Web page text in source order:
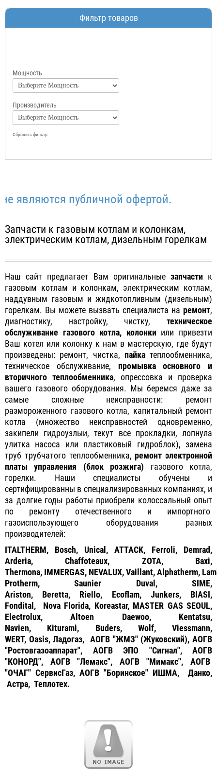
Фильтр товаров
Мощность
Производитель
Сбросить фильтр
публичной офертой.
Запчасти к газовым котлам и колонкам,
электрическим котлам, дизельным горелкам
Наш сайт предлагает Вам оригинальные запчасти к
газовым котлам и колонкам, электрическим котлам,
наддувным газовым и жидкотопливным (дизельным)
горелкам. Вы можете вызвать специалиста на ремонт,
диагностику, настройку, чистку, техническое
обслуживание газового котла, колонкиили привезти
Ваш котел или колонку к нам в мастерскую, где будут
произведены: ремонт, чистка, пайкатеплообменника,
техническое обслуживание, промывка основного и
вторичного теплообменника, опрессовка и проверка
вашего газового оборудования. Мы беремся даже за
самые сложные неисправности: ремонт
размороженного газового котла, капитальный ремонт
котла (множество неисправностей одновременно,
закипели гидроузлыи, текут все прокладки, лопнула
улитка насоса или пластиковый гидроблок), замена
труб трубчатого теплообменника,ремонт электронной
платы управления (блок розжига) газового котла,
горелки. Наши специалисты обучены и
сертифицированны в специализированных компаниях, и
за долгие годы работы приобрели колоссальный опыт
по ремонту отечественного и импортного
газоиспользующего оборудования разных
производителей:
ITALTHERM, Bosch, Unical, ATTACK, Ferroli, Demrad,
Arderia, Chaffoteaux, ZOTA, Baxi,
Thermona, IMMERGAS, NEVALUX, Vaillant, Alphatherm,
Protherm, Saunier Duval, SIME,
Ariston, Beretta, Riello, Ecoflam, Junkers, BIASI,
Fondital, Nova Florida, Koreastar, MASTER GAS SEOUL,
Electrolux, Altoen Daewoo, Kentatsu,
Navien, Kiturami, Buders, Wolf, Viessmann,
WERT, Oasis, Ладогаз, АОГВ "ЖМЗ" (Жуковский), АОГВ
"Ростовгазоаппарат", АОГВ ЭПО "Сигнал", АОГВ
"КОНОРД", АОГВ "Лемакс", АОГВ "Мимакс", АОГВ
"ОЧАГ" СервисГаз, АОГВ "Боринское" ИШМА, Данко,
Астра, Теплотех.